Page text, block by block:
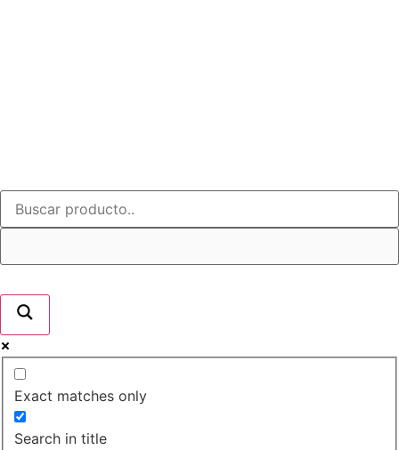
Exact matches only
Search in title